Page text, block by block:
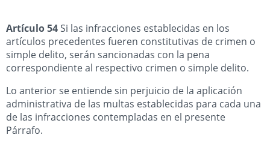
Artículo 54Si las infracciones establecidas en los
artículos precedentes fueren constitutivas de crimen o
simple delito, serán sancionadas con la pena
correspondiente al respectivo crimen o simple delito.
Lo anterior se entiende sin perjuicio de la aplicación
administrativa de las multas establecidas para cada una
de las infracciones contempladas en el presente
Párrafo.